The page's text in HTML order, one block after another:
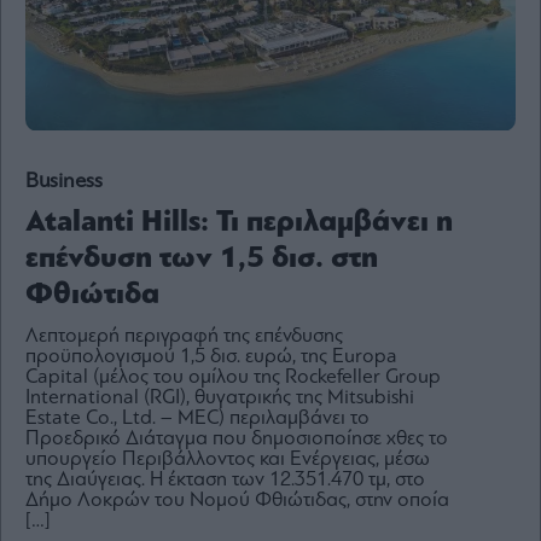
Wiseman
301
My
Story
Media
&
Losers
Επι-
θετικά
Rumors
ESG
Today
Business
Atalanti Hills: Τι περιλαμβάνει η
επένδυση των 1,5 δισ. στη
Φθιώτιδα
Λεπτομερή περιγραφή της επένδυσης
προϋπολογισμού 1,5 δισ. ευρώ, της Europa
Capital (μέλος του ομίλου της Rockefeller Group
International (RGI), θυγατρικής της Mitsubishi
Estate Co., Ltd. – MEC) περιλαμβάνει το
Προεδρικό Διάταγμα που δημοσιοποίησε χθες το
υπουργείο Περιβάλλοντος και Ενέργειας, μέσω
της Διαύγειας. Η έκταση των 12.351.470 τμ, στο
Δήμο Λοκρών του Νομού Φθιώτιδας, στην οποία
[…]